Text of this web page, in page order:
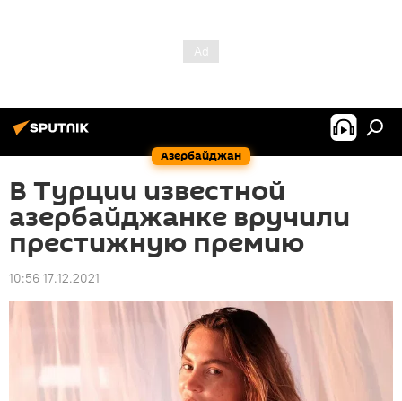
Азербайджан
В Турции известной
азербайджанке вручили
престижную премию
10:56 17.12.2021